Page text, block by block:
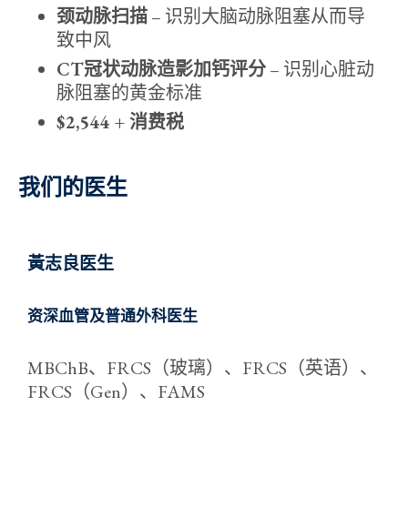
颈动脉扫描– 识别大脑动脉阻塞从而导
致中风
CT冠状动脉造影加钙评分– 识别心脏动
脉阻塞的黄金标准
$2,544 + 消费税
我们的医生
黃志良医生
资深血管及普通外科医生
MBChB、FRCS（玻璃）、FRCS（英语）、
FRCS（Gen）、FAMS